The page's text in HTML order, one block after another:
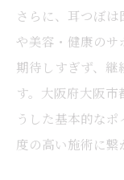
耳つぼ
項
耳つぼ
確認
耳つぼ
さらに、耳つぼ
や美容・健康のサ
期待しすぎず、
す。大阪府大阪
うした基本的な
度の高い施術に繋